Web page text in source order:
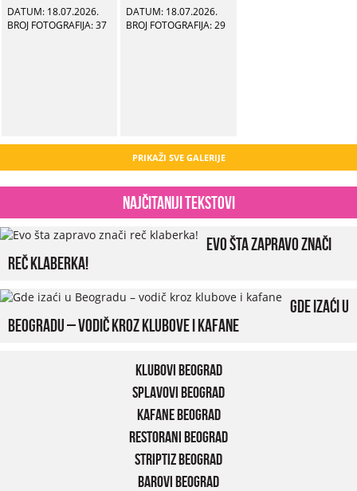
DATUM: 18.07.2026.
BROJ FOTOGRAFIJA: 37
DATUM: 18.07.2026.
BROJ FOTOGRAFIJA: 29
PRIKAŽI SVE GALERIJE
Najčitaniji tekstovi
Evo šta zapravo znači
reč klaberka!
Gde izaći u
Beogradu – vodič kroz klubove i kafane
Klubovi Beograd
Splavovi Beograd
Kafane Beograd
Restorani Beograd
Striptiz Beograd
Barovi Beograd